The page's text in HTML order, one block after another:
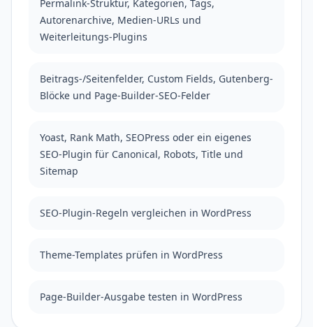
Permalink-Struktur, Kategorien, Tags,
Autorenarchive, Medien-URLs und
Weiterleitungs-Plugins
Beitrags-/Seitenfelder, Custom Fields, Gutenberg-
Blöcke und Page-Builder-SEO-Felder
Yoast, Rank Math, SEOPress oder ein eigenes
SEO-Plugin für Canonical, Robots, Title und
Sitemap
SEO-Plugin-Regeln vergleichen in WordPress
Theme-Templates prüfen in WordPress
Page-Builder-Ausgabe testen in WordPress